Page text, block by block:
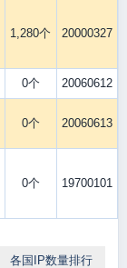
1,280个 20000327
0个 20060612
0个 20060613
0个 19700101
各国IP数量排行